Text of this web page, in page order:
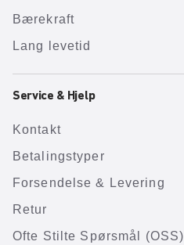
Bærekraft
Lang levetid
Service & Hjelp
Kontakt
Betalingstyper
Forsendelse & Levering
Retur
Ofte Stilte Spørsmål (OSS)